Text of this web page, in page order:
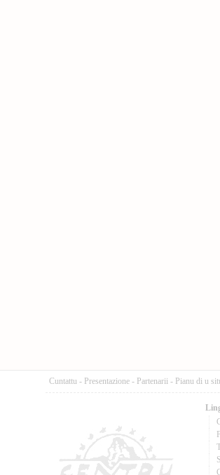
Cuntattu - Presentazione - Partenarii - Pianu di u